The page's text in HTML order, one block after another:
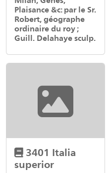
Plaisance &c: par le Sr.
Robert, géographe
ordinaire du roy ;
Guill. Delahaye sculp.
3401 Italia
superior